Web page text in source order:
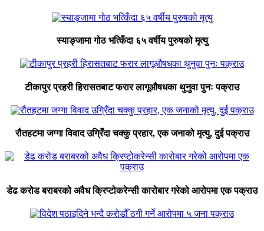
स्याङ्जामा गोठ भत्किँदा ६५ वर्षीय पुरुषको मृत्यु
टीकापुर प्रहरी हिरासतबाट फरार लागूऔषधका थुनुवा पुनः पक्राउ
रौतहटमा जग्गा विवाद उग्रिँदा चक्कु प्रहार, एक जनाको मृत्यु, दुई पक्राउ
डेढ करोड बराबरको अवैध क्रिप्टोकरेन्सी कारोबार गरेको आरोपमा एक पक्राउ